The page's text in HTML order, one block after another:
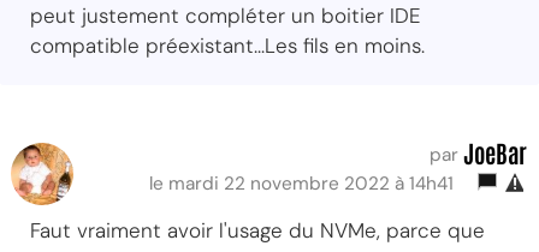
peut justement compléter un boitier IDE
compatible préexistant...Les fils en moins.
par JoeBar
le mardi 22 novembre 2022 à 14h41
Faut vraiment avoir l'usage du NVMe, parce que